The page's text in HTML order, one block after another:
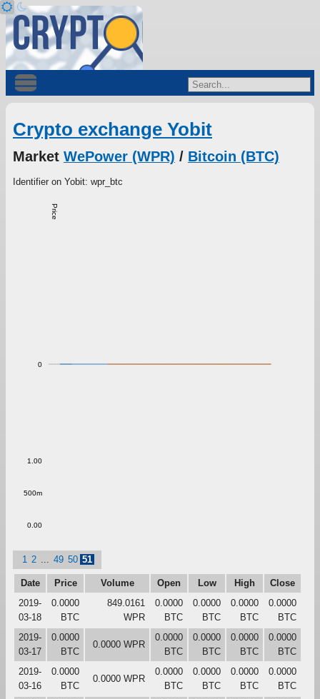
Crypto exchange Yobit
Market WePower (WPR) / Bitcoin (BTC)
Identifier on Yobit: wpr_btc
Price
0
0.00
500m
1.00
1 2 49 50 51
Date Price Volume Open Low High
Close
2019-
03-18
0.0000
BTC
849.0161
WPR
0.0000
BTC
0.0000
BTC
0.0000
BTC
0.0000
BTC
2019-
03-17
0.0000
BTC
0.0000 WPR
0.0000
BTC
0.0000
BTC
0.0000
BTC
0.0000
BTC
2019-
03-16
0.0000
BTC
0.0000 WPR
0.0000
BTC
0.0000
BTC
0.0000
BTC
0.0000
BTC